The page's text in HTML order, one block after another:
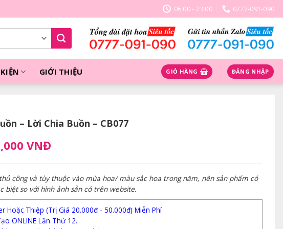
06:00 - 23:00 0777-091-090
GIỚI THIỆU GIỎ HÀNG ĐĂNG NHẬP
– Lời Chia Buồn – CB077
VNĐ
công và tùy thuộc vào mùa hoa/ màu sắc hoa trong năm, nên sản phẩm có
biệt so với hình ảnh sẵn có trên website.
Hoặc Thiệp (Trị Giá 20.000đ - 50.000đ) Miễn Phí
ONLINE Lần Thứ 12.